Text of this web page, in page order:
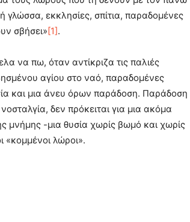
γλώσσα, εκκλησίες, σπίτια, παραδομένες
σβήσει»[1].
να πω, όταν αντίκριζα τις παλιές
αγίου στο ναό, παραδομένες
και μια άνευ όρων παράδοση. Παράδοση
δεν πρόκειται για μια ακόμα
μνήμης -μια θυσία χωρίς βωμό και χωρίς
λώροι».